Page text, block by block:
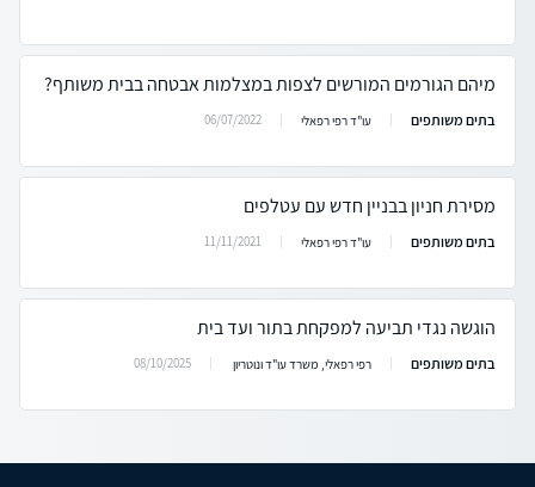
מיהם הגורמים המורשים לצפות במצלמות אבטחה בבית משותף?
בתים משותפים עו"ד רפי רפאלי 06/07/2022
מסירת חניון בבניין חדש עם עטלפים
בתים משותפים עו"ד רפי רפאלי 11/11/2021
הוגשה נגדי תביעה למפקחת בתור ועד בית
בתים משותפים רפי רפאלי, משרד עו"ד ונוטריון 08/10/2025